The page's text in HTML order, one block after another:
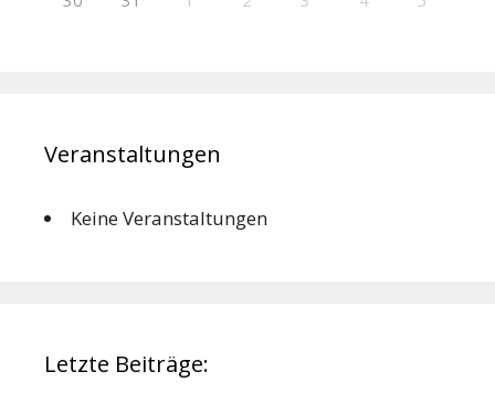
Veranstaltungen
Keine Veranstaltungen
Letzte Beiträge: